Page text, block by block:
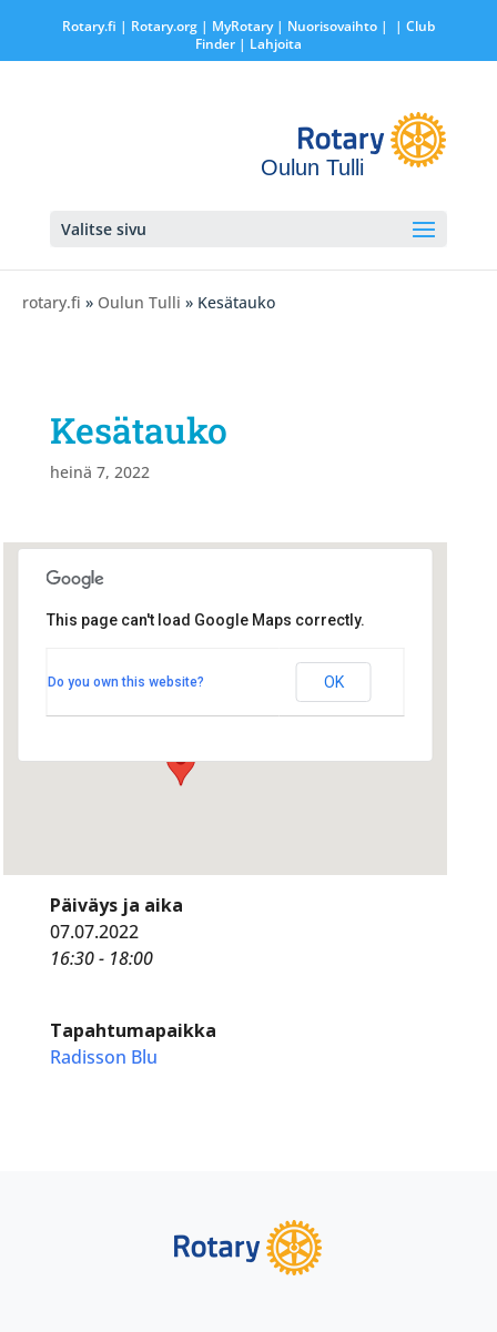
Rotary.fi | Rotary.org| MyRotary | Nuorisovaihto|
| Club
Finder| Lahjoita
Oulun Tulli
Valitse sivu
rotary.fi » Oulun Tulli » Kesätauko
Kesätauko
heinä 7, 2022
Hallituskatu 1 - Oulu
This page can't load Google Maps correctly.
Do you own this website? OK
Päiväys ja aika
07.07.2022
16:30 - 18:00
Tapahtumapaikka
Radisson Blu